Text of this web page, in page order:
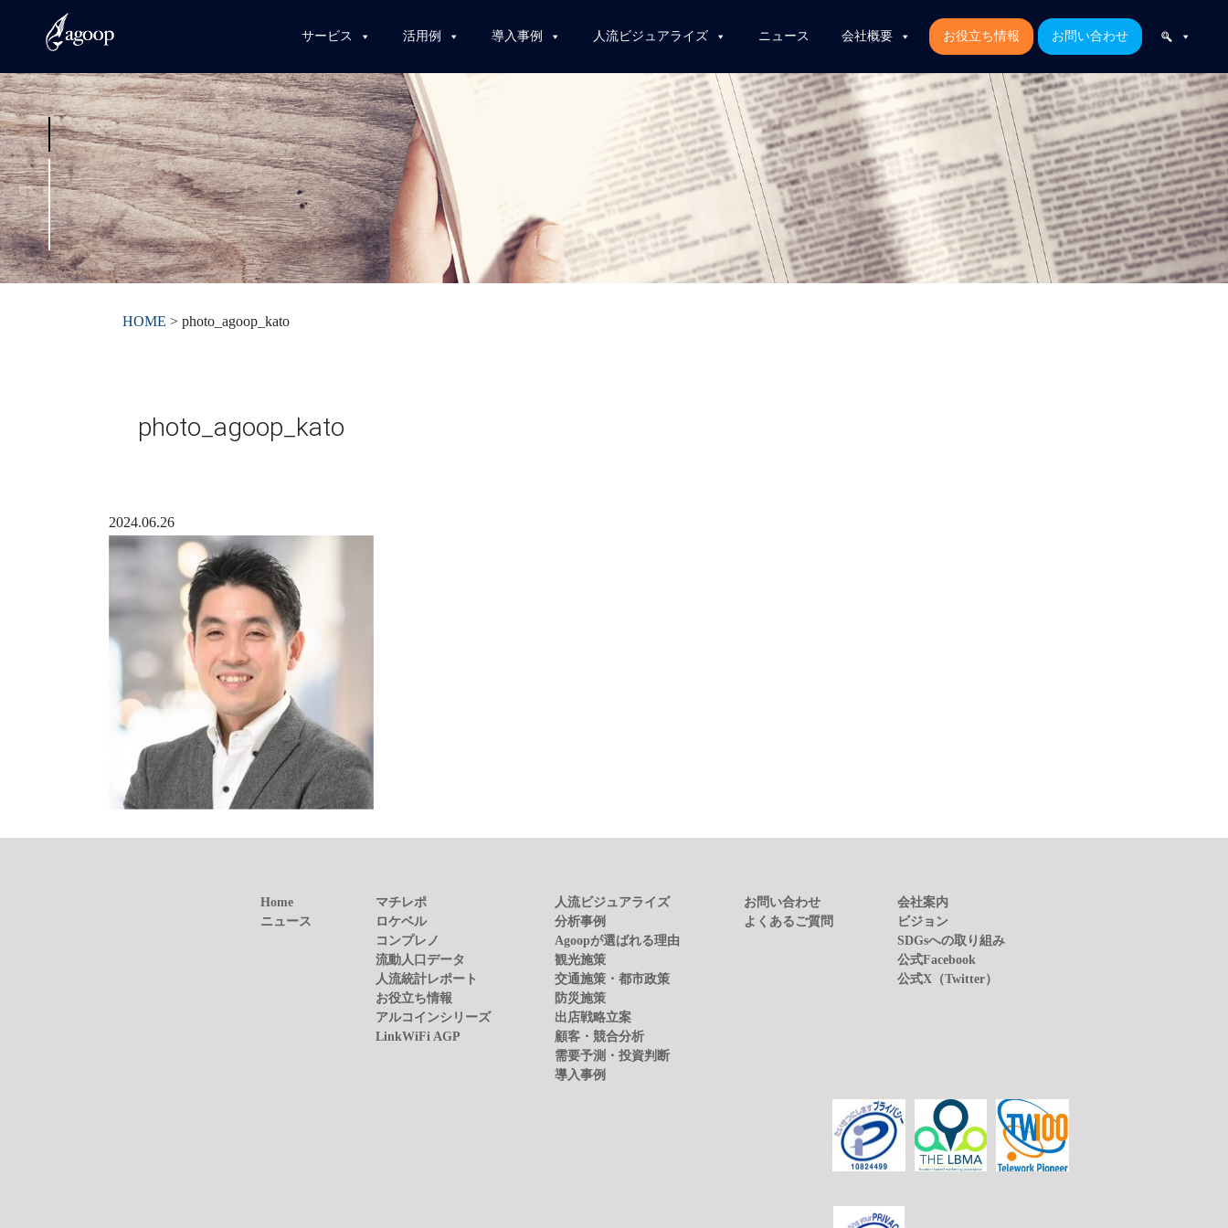
サービス 活用例 導入事例 人流ビジュアライズ ニュース 会社概要 お役立ち情報 お問い合わせ
HOME >photo_agoop_kato
photo_agoop_kato
2024.06.26
Home
ニュース
マチレポ
ロケベル
コンプレノ
流動人口データ
人流統計レポート
お役立ち情報
アルコインシリーズ
LinkWiFi AGP
人流ビジュアライズ
分析事例
Agoopが選ばれる理由
観光施策
交通施策・都市政策
防災施策
出店戦略立案
顧客・競合分析
需要予測・投資判断
導入事例
お問い合わせ
よくあるご質問
会社案内
ビジョン
SDGsへの取り組み
公式Facebook
公式X（Twitter）